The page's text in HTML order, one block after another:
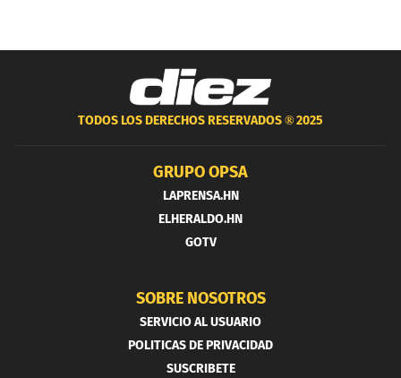
TODOS LOS DERECHOS RESERVADOS ®2025
GRUPO OPSA
LAPRENSA.HN
ELHERALDO.HN
GOTV
SOBRE NOSOTROS
SERVICIO AL USUARIO
POLITICAS DE PRIVACIDAD
SUSCRIBETE